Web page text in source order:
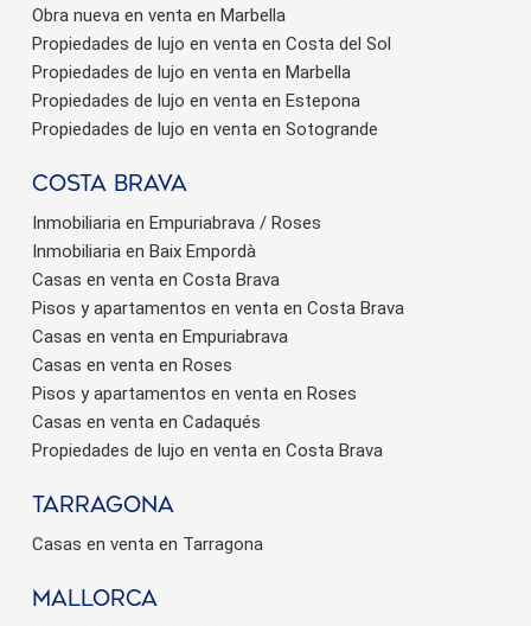
Obra nueva en venta en Marbella
Propiedades de lujo en venta en Costa del Sol
Propiedades de lujo en venta en Marbella
Propiedades de lujo en venta en Estepona
Propiedades de lujo en venta en Sotogrande
Costa brava
Inmobiliaria en Empuriabrava / Roses
Inmobiliaria en Baix Empordà
Casas en venta en Costa Brava
Pisos y apartamentos en venta en Costa Brava
Casas en venta en Empuriabrava
Casas en venta en Roses
Pisos y apartamentos en venta en Roses
Casas en venta en Cadaqués
Propiedades de lujo en venta en Costa Brava
Tarragona
Casas en venta en Tarragona
Mallorca